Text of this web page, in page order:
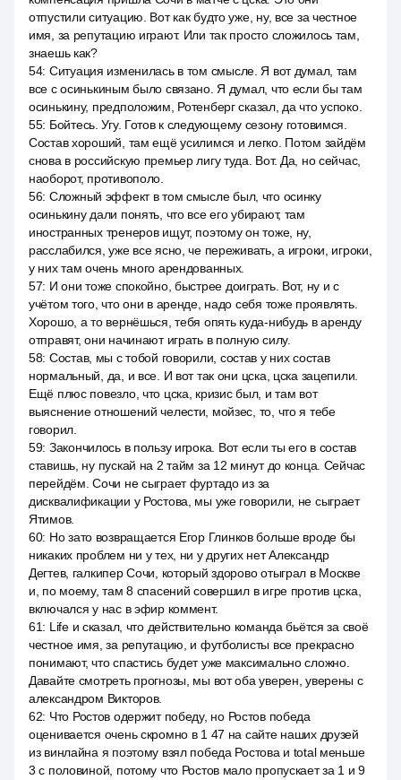
отпустили ситуацию. Вот как будто уже, ну, все за честное
имя, за репутацию играют. Или так просто сложилось там,
знаешь как?
54: Ситуация изменилась в том смысле. Я вот думал, там
все с осинькиным было связано. Я думал, что если бы там
осинькину, предположим, Ротенберг сказал, да что успоко.
55: Бойтесь. Угу. Готов к следующему сезону готовимся.
Состав хороший, там ещё усилимся и легко. Потом зайдём
снова в российскую премьер лигу туда. Вот. Да, но сейчас,
наоборот, противополо.
56: Сложный эффект в том смысле был, что осинку
осинькину дали понять, что все его убирают, там
иностранных тренеров ищут, поэтому он тоже, ну,
расслабился, уже все ясно, че переживать, а игроки, игроки,
у них там очень много арендованных.
57: И они тоже спокойно, быстрее доиграть. Вот, ну и с
учётом того, что они в аренде, надо себя тоже проявлять.
Хорошо, а то вернёшься, тебя опять куда-нибудь в аренду
отправят, они начинают играть в полную силу.
58: Состав, мы с тобой говорили, состав у них состав
нормальный, да, и все. И вот так они цска, цска зацепили.
Ещё плюс повезло, что цска, кризис был, и там вот
выяснение отношений челести, мойзес, то, что я тебе
говорил.
59: Закончилось в пользу игрока. Вот если ты его в состав
ставишь, ну пускай на 2 тайм за 12 минут до конца. Сейчас
перейдём. Сочи не сыграет фуртадо из за
дисквалификации у Ростова, мы уже говорили, не сыграет
Ятимов.
60: Но зато возвращается Егор Глинков больше вроде бы
никаких проблем ни у тех, ни у других нет Александр
Дегтев, галкипер Сочи, который здорово отыграл в Москве
и, по моему, там 8 спасений совершил в игре против цска,
включался у нас в эфир коммент.
61: Life и сказал, что действительно команда бьётся за своё
честное имя, за репутацию, и футболисты все прекрасно
понимают, что спастись будет уже максимально сложно.
Давайте смотреть прогнозы, мы вот оба уверен, уверены с
александром Викторов.
62: Что Ростов одержит победу, но Ростов победа
оценивается очень скромно в 1 47 на сайте наших друзей
из винлайна я поэтому взял победа Ростова и total меньше
3 с половиной, потому что Ростов мало пропускает за 1 и 9